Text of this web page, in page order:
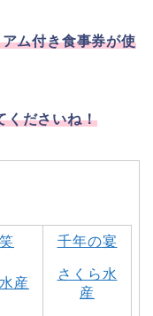
ム付き食事券が使
くださいね！
千年の宴
産
さくら水
産